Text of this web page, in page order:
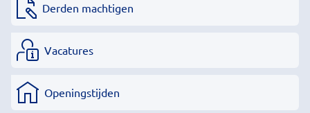
Derden machtigen
Vacatures
Openingstijden